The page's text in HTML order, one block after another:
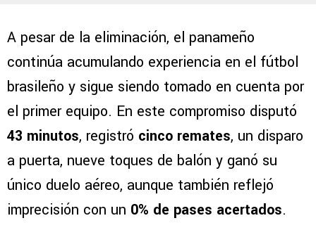
A pesar de la eliminación, el panameño
continúa acumulando experiencia en el fútbol
brasileño y sigue siendo tomado en cuenta por
el primer equipo. En este compromiso disputó
43 minutos, registró cinco remates, un disparo
a puerta, nueve toques de balón y ganó su
único duelo aéreo, aunque también reflejó
imprecisión con un 0% de pases acertados.